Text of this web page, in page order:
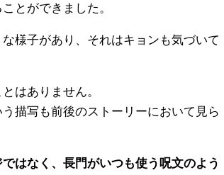
とができました。
様子があり、それはキョンも気づいて
はありません。
描写も前後のストーリーにおいて見ら
はなく、長門がいつも使う呪文のよう